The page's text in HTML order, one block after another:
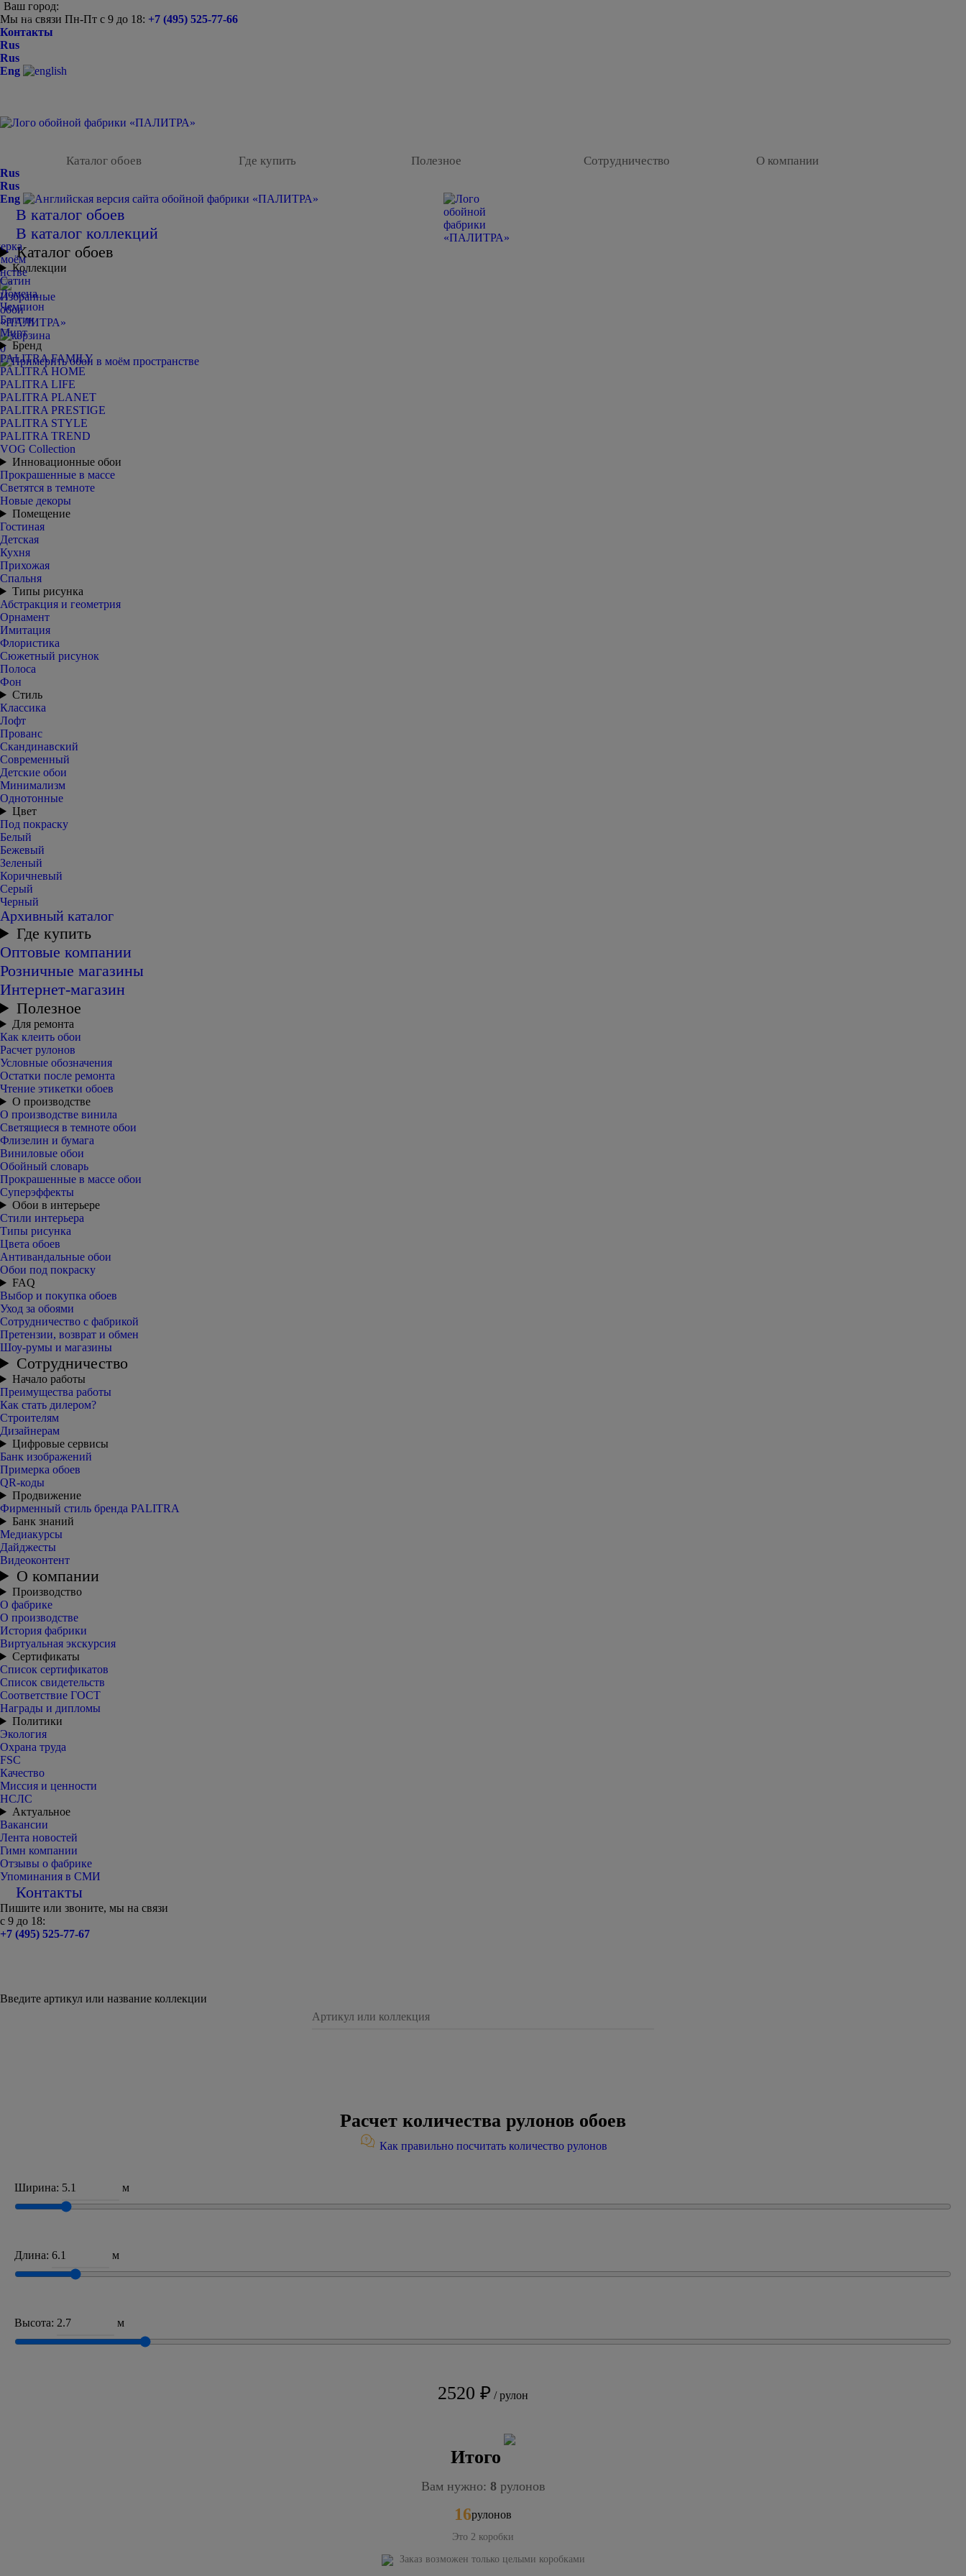
Ваш город:
Мы на связи Пн-Пт с 9 до 18: +7 (495) 525-77-66
Контакты
Rus
Rus
Eng
Каталог обоев Где купить Полезное Сотрудничество О компании
0
Rus
Rus
Eng
В каталог обоев
В каталог коллекций
Каталог обоев
Коллекции
Сатин
Домена
Чемпион
Балтик
Мирт
Бренд
PALITRA FAMILY
PALITRA HOME
PALITRA LIFE
PALITRA PLANET
PALITRA PRESTIGE
PALITRA STYLE
PALITRA TREND
VOG Collection
Инновационные обои
Прокрашенные в массе
Светятся в темноте
Новые декоры
Помещение
Гостиная
Детская
Кухня
Прихожая
Спальня
Типы рисунка
Абстракция и геометрия
Орнамент
Имитация
Флористика
Сюжетный рисунок
Полоса
Фон
Стиль
Классика
Лофт
Прованс
Скандинавский
Современный
Детские обои
Минимализм
Однотонные
Цвет
Под покраску
Белый
Бежевый
Зеленый
Коричневый
Серый
Черный
Архивный каталог
Где купить
Оптовые компании
Розничные магазины
Интернет-магазин
Полезное
Для ремонта
Как клеить обои
Расчет рулонов
Условные обозначения
Остатки после ремонта
Чтение этикетки обоев
О производстве
О производстве винила
Светящиеся в темноте обои
Флизелин и бумага
Виниловые обои
Обойный словарь
Прокрашенные в массе обои
Суперэффекты
Обои в интерьере
Стили интерьера
Типы рисунка
Цвета обоев
Антивандальные обои
Обои под покраску
FAQ
Выбор и покупка обоев
Уход за обоями
Сотрудничество с фабрикой
Претензии, возврат и обмен
Шоу-румы и магазины
Сотрудничество
Начало работы
Преимущества работы
Как стать дилером?
Строителям
Дизайнерам
Цифровые сервисы
Банк изображений
Примерка обоев
QR-коды
Продвижение
Фирменный стиль бренда PALITRA
Банк знаний
Медиакурсы
Дайджесты
Видеоконтент
О компании
Производство
О фабрике
О производстве
История фабрики
Виртуальная экскурсия
Сертификаты
Список сертификатов
Список свидетельств
Соответствие ГОСТ
Награды и дипломы
Политики
Экология
Охрана труда
FSC
Качество
Миссия и ценности
НСЛС
Актуальное
Вакансии
Лента новостей
Гимн компании
Отзывы о фабрике
Упоминания в СМИ
Контакты
Пишите или звоните, мы на связи
с 9 до 18:
+7 (495) 525-77-67
Введите артикул или название коллекции
Расчет количества рулонов обоев
Как правильно посчитать количество рулонов
Ширина: м
Длина: м
Высота: м
2520 ₽ / рулон
Итого
Вам нужно: 8рулонов
16рулонов
Это 2 коробки
Заказ возможен только целыми коробками
-